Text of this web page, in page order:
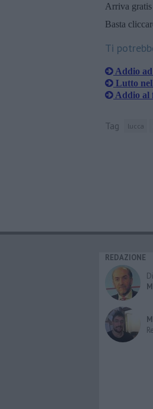
Arriva gratis
Basta
Ti
Addio
Lutto
Addio al
Tag lucca
REDAZIONE